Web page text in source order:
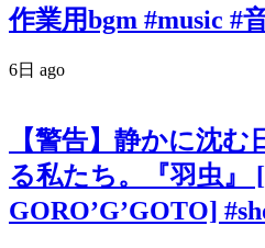
作業用bgm #music #
6日 ago
【警告】静かに沈
る私たち。『羽虫』
GORO’G’GOTO]